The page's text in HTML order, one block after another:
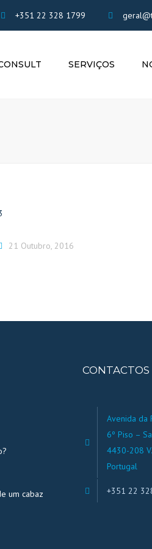
+351 22 328 1799
SERVIÇOS
21 Outubro, 2016
um cabaz
CONTACTOS
Avenida da
6º Piso –
4430-208
Portugal
+351 22